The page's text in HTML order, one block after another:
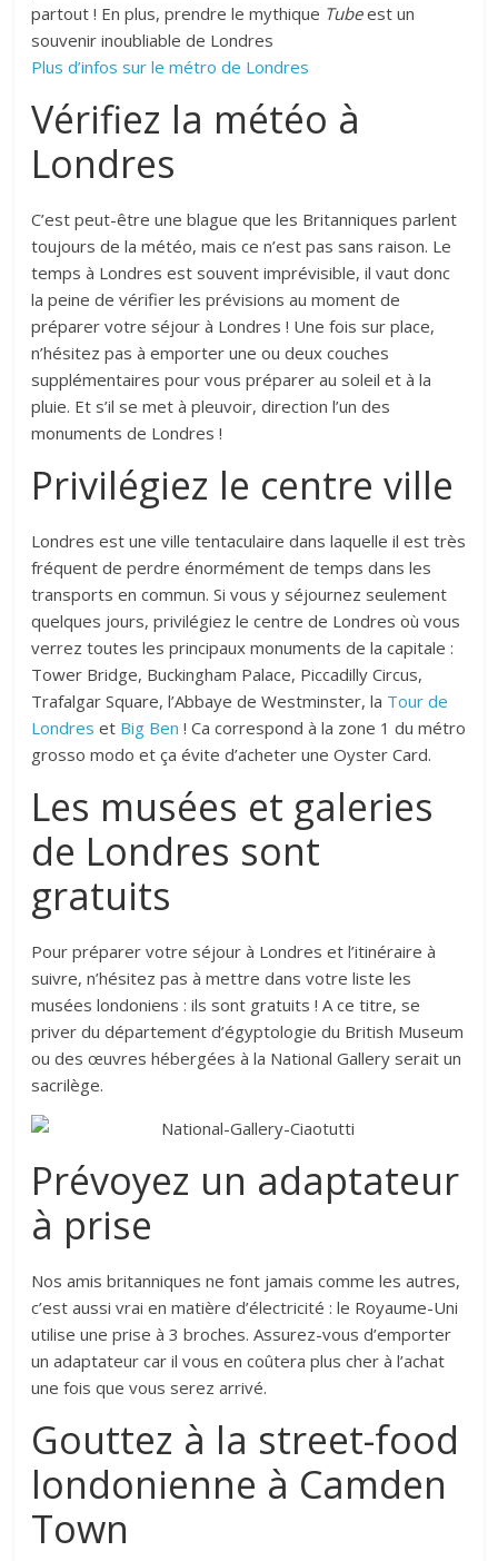
partout ! En plus, prendre le mythique Tubeest un
souvenir inoubliable de Londres
Plus d’infos sur le métro de Londres
Vérifiez la météo à
Londres
C’est peut-être une blague que les Britanniques parlent
toujours de la météo, mais ce n’est pas sans raison. Le
temps à Londres est souvent imprévisible, il vaut donc
la peine de vérifier les prévisions au moment de
préparer votre séjour à Londres ! Une fois sur place,
n’hésitez pas à emporter une ou deux couches
supplémentaires pour vous préparer au soleil et à la
pluie. Et s’il se met à pleuvoir, direction l’un des
monuments de Londres !
Privilégiez le centre ville
Londres est une ville tentaculaire dans laquelle il est très
fréquent de perdre énormément de temps dans les
transports en commun. Si vous y séjournez seulement
quelques jours, privilégiez le centre de Londres où vous
verrez toutes les principaux monuments de la capitale :
Tower Bridge, Buckingham Palace, Piccadilly Circus,
Trafalgar Square, l’Abbaye de Westminster, la Tour de
Londres et Big Ben ! Ca correspond à la zone 1 du métro
grosso modo et ça évite d’acheter une Oyster Card.
Les musées et galeries
de Londres sont
gratuits
Pour préparer votre séjour à Londres et l’itinéraire à
suivre, n’hésitez pas à mettre dans votre liste les
musées londoniens : ils sont gratuits ! A ce titre, se
priver du département d’égyptologie du British Museum
ou des œuvres hébergées à la National Gallery serait un
sacrilège.
Prévoyez un adaptateur
à prise
Nos amis britanniques ne font jamais comme les autres,
c’est aussi vrai en matière d’électricité : le Royaume-Uni
utilise une prise à 3 broches. Assurez-vous d’emporter
un adaptateur car il vous en coûtera plus cher à l’achat
une fois que vous serez arrivé.
Gouttez à la street-food
londonienne à Camden
Town